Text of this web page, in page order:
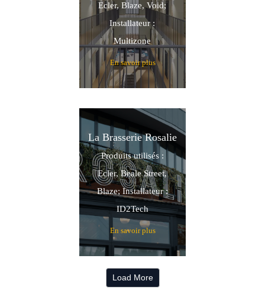
Ecler, Blaze, Void;
Installateur :
Multizone
En savoir plus
La Brasserie Rosalie
Produits utilisés :
Ecler, Beale Street,
Blaze; Installateur :
ID2Tech
En savoir plus
Load More